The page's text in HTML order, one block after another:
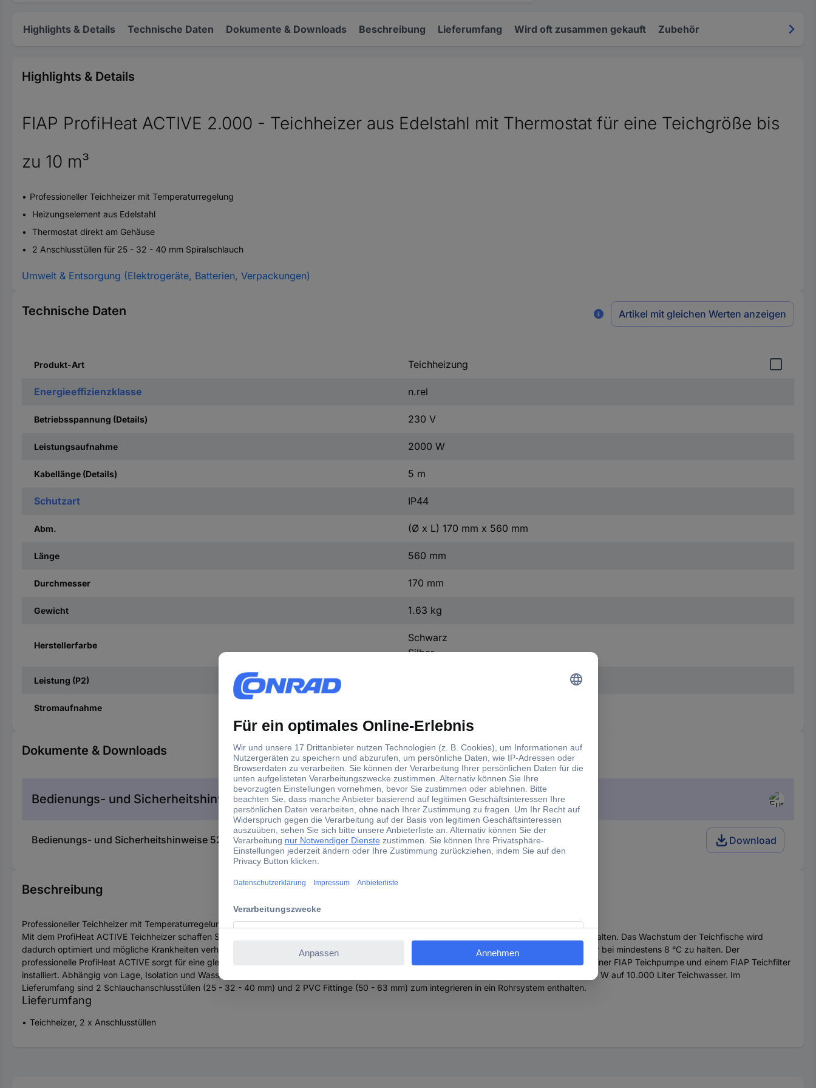
Highlights & Details Technische Daten Dokumente & Downloads Beschreibung Lieferumfang Wird oft zusammen gekauft Zubehör
Highlights & Details
FIAP ProfiHeat ACTIVE 2.000 - Teichheizer aus Edelstahl mit Thermostat für eine Teichgröße bis
zu 10 m³
Professioneller Teichheizer mit Temperaturregelung
Heizungselement aus Edelstahl
Thermostat direkt am Gehäuse
2 Anschlusstüllen für 25 - 32 - 40 mm Spiralschlauch
Umwelt & Entsorgung (Elektrogeräte, Batterien, Verpackungen)
Technische Daten Artikel mit gleichen Werten anzeigen
Produkt-Art Teichheizung
Energieeffizienzklasse n.rel
Betriebsspannung (Details) 230 V
Leistungsaufnahme 2000 W
Kabellänge (Details) 5 m
Schutzart IP44
Abm. (Ø x L) 170 mm x 560 mm
Länge 560 mm
Durchmesser 170 mm
Gewicht 1.63 kg
Herstellerfarbe
Schwarz
Silber
Leistung (P2)
Stromaufnahme
Dokumente & Downloads
Bedienungs- und Sicherheitshinweise
Bedienungs- und Sicherheitshinweise 520491 FIAP 2984 Teichheizung (Ø x L) 170 mm x 560 mm 1 St. Download
Beschreibung
Professioneller Teichheizer mit Temperaturregelung.
Mit dem ProfiHeat ACTIVE Teichheizer schaffen Sie sich die Möglichkeit, die Wassertemperatur Ihres Teiches das ganze Jahr über konstant zu halten. Das Wachstum der Teichfische wird
dadurch optimiert und mögliche Krankheiten verhindert. Um Ihren Teich gesund über den Winter zu bringen, ist es wichtig, die Wassertemperatur bei mindestens 8 °C zu halten. Der
professionelle ProfiHeat ACTIVE sorgt für eine gleichmäßige Wassertemperatur. Der elektrische Teichheizer mit Regelthermostat wird zwischen einer FIAP Teichpumpe und einem FIAP Teichfilter
installiert. Abhängig von Lage, Isolation und Wasserqualität benötigen Sie, je nach gewünschter Wassertemperatur, eine Leistung von etwa 1.000 W auf 10.000 Liter Teichwasser. Im
Lieferumfang sind 2 Schlauchanschlusstüllen (25 - 32 - 40 mm) und 2 PVC Fittinge (50 - 63 mm) zum integrieren in ein Rohrsystem enthalten.
Lieferumfang
Teichheizer, 2 x Anschlusstüllen